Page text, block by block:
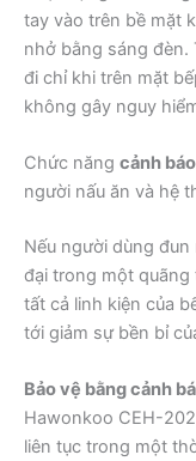
tay vào trên bề mặt
nhở bằng sáng
đi chỉ khi trên mặt
không gây nguy
Chức năng cảnh
người nấu ăn và hệ
Nếu người dùng
đại trong một
tất cả linh kiện của
tới giảm sự bền bỉ
Bảo vệ bằng cảnh
Hawonkoo CEH-
liên tục trong một